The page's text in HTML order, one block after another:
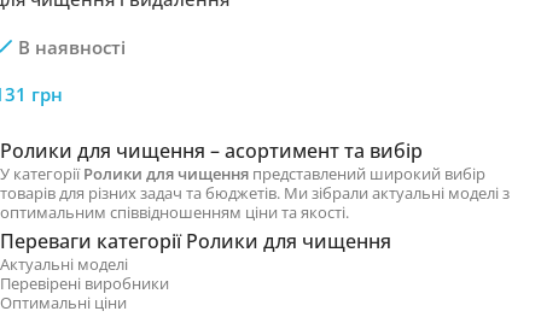
В наявності
грн
Ролики для чищення – асортимент та вибір
У категоріїРолики для чищення представлений широкий вибір
товарів для різних задач та бюджетів. Ми зібрали актуальні моделі з
оптимальним співвідношенням ціни та якості.
Переваги категорії Ролики для чищення
Актуальні моделі
Перевірені виробники
Оптимальні ціни